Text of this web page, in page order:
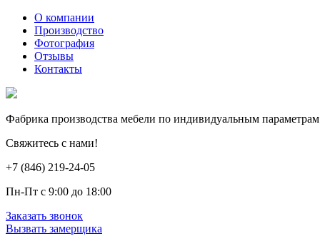
О компании
Производство
Фотография
Отзывы
Контакты
Фабрика производства мебели по индивидуальным параметрам
Свяжитесь с нами!
+7 (846) 219-24-05
Пн-Пт с 9:00 до 18:00
Заказать звонок
Вызвать замерщика